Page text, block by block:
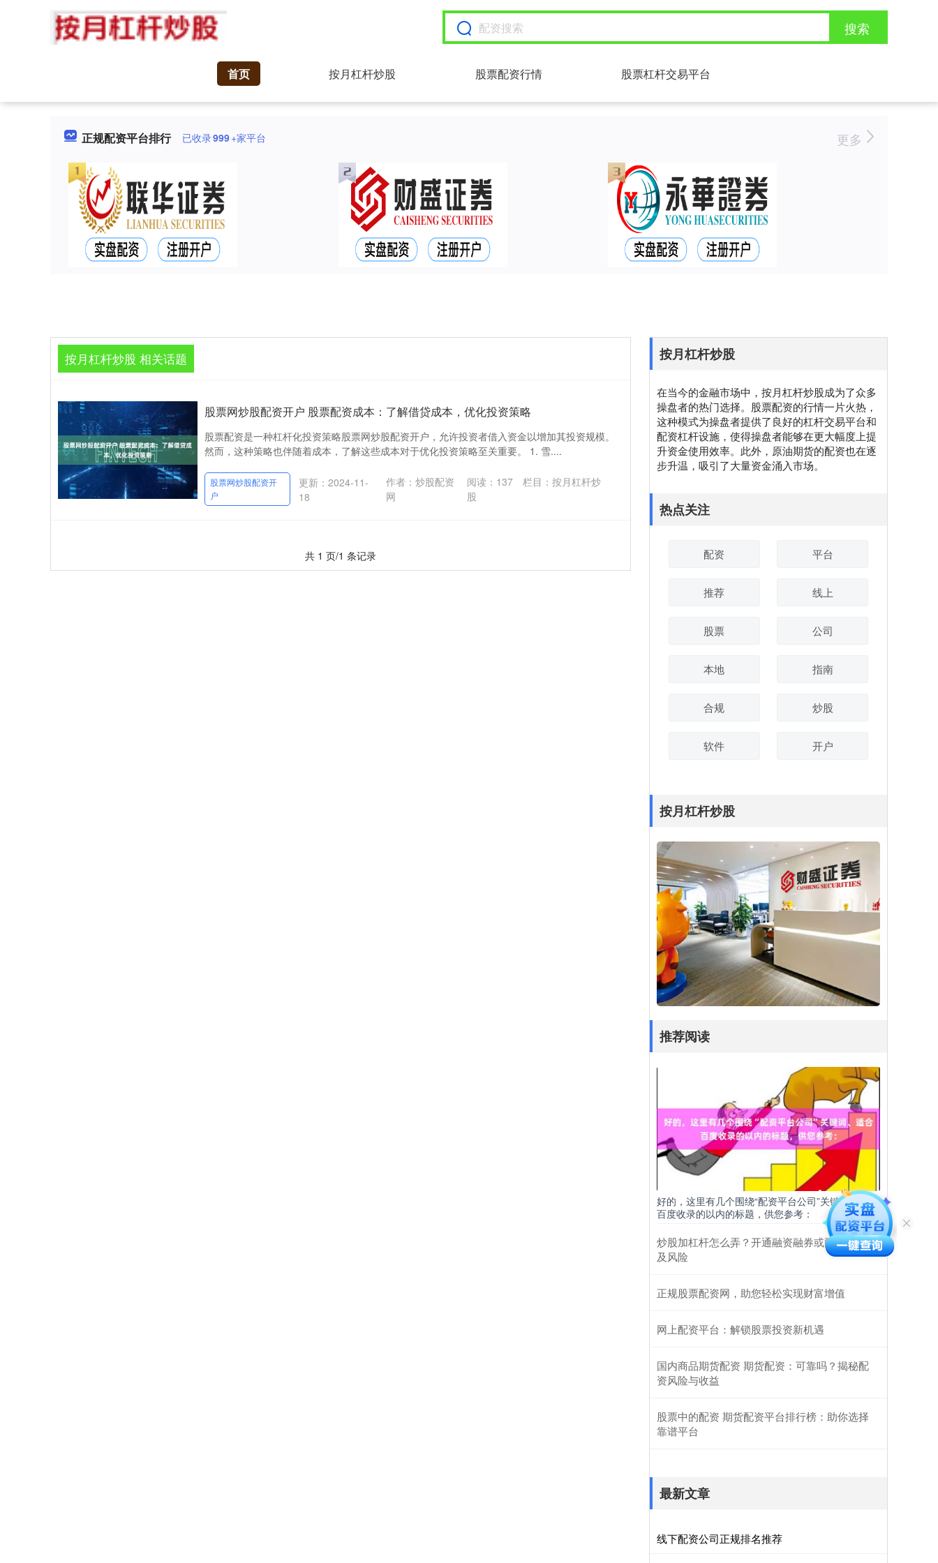
搜索
首页 按月杠杆炒股 股票配资行情 股票杠杆交易平台
正规配资平台排行 已收录999+家平台 更多
按月杠杆炒股 相关话题
股票网炒股配资开户 股票配资成本：了解借贷成本，优化投资策略
股票配资是一种杠杆化投资策略股票网炒股配资开户，允许投资者借入资金以增加其投资规模。
然而，这种策略也伴随着成本，了解这些成本对于优化投资策略至关重要。 1. 雪....
股票网炒股配资开
户
更新：2024-11-
18
作者：炒股配资
网
阅读： 137 栏目： 按月杠杆炒
股
共 1 页/1 条记录
按月杠杆炒股
在当今的金融市场中，按月杠杆炒股成为了众多
操盘者的热门选择。股票配资的行情一片火热，
这种模式为操盘者提供了良好的杠杆交易平台和
配资杠杆设施，使得操盘者能够在更大幅度上提
升资金使用效率。此外，原油期货的配资也在逐
步升温，吸引了大量资金涌入市场。
热点关注
配资 平台
推荐 线上
股票 公司
本地 指南
合规 炒股
软件 开户
按月杠杆炒股
推荐阅读
好的，这里有几个围绕“配资平台公司”关键词、适合
百度收录的以内的标题，供您参考：
炒股加杠杆怎么弄？开通融资融券或配资的步骤
及风险
正规股票配资网，助您轻松实现财富增值
网上配资平台：解锁股票投资新机遇
国内商品期货配资 期货配资：可靠吗？揭秘配
资风险与收益
股票中的配资 期货配资平台排行榜：助你选择
靠谱平台
最新文章
线下配资公司正规排名推荐